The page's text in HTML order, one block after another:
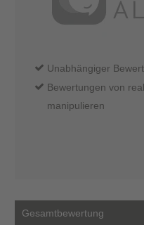
Unabhängiger
Bewertungen von
manipulieren
Gesamtbewertung